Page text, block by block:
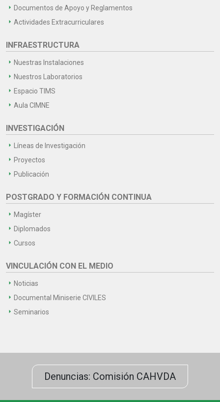
Documentos de Apoyo y Reglamentos
Actividades Extracurriculares
INFRAESTRUCTURA
Nuestras Instalaciones
Nuestros Laboratorios
Espacio TIMS
Aula CIMNE
INVESTIGACIÓN
Líneas de Investigación
Proyectos
Publicación
POSTGRADO Y FORMACIÓN CONTINUA
Magíster
Diplomados
Cursos
VINCULACIÓN CON EL MEDIO
Noticias
Documental Miniserie CIVILES
Seminarios
Denuncias: Comisión CAHVDA